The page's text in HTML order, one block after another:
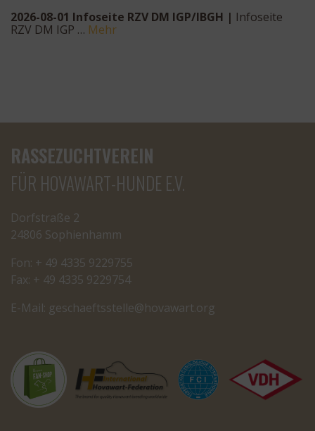
2026-08-01 Infoseite RZV DM IGP/IBGH | Infoseite
RZV DM IGP … Mehr
RASSEZUCHTVEREIN
FÜR HOVAWART-HUNDE E.V.
Dorfstraße 2
24806 Sophienhamm
Fon: + 49 4335 9229755
Fax: + 49 4335 9229754
E-Mail:
gro.t
rawav
oh@el
letss
tfeah
cseg